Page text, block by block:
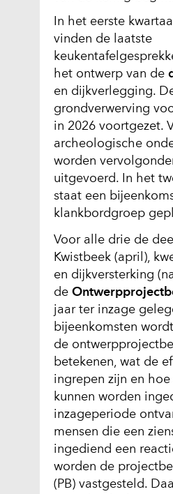
In het eerste
vinden de laatste
het ontwerp van de
en dijkverlegging.
grondverwerving
in 2026 voortgezet.
archeologische
worden
uitgevoerd. In het
staat een
klankbordgroep
Voor alle drie de
Kwistbeek (april),
en dijkversterking
de
jaar ter inzage
bijeenkomsten
de
betekenen, wat de
ingrepen zijn en hoe
kunnen worden
inzageperiode
mensen die een
ingediend een
worden de
(PB) vastgesteld.